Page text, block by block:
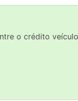
o crédito